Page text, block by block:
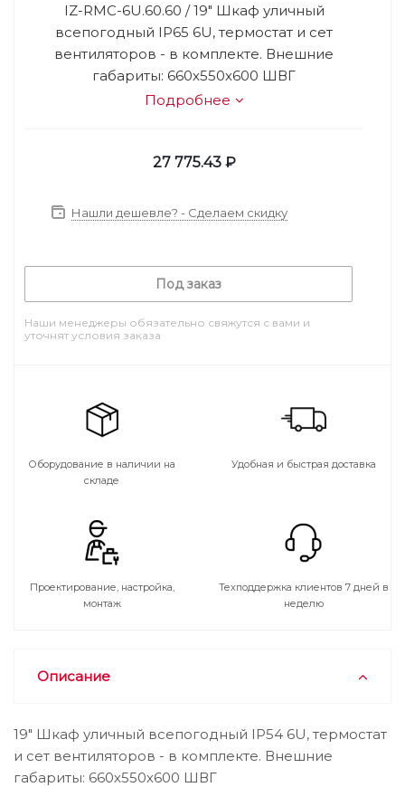
IZ-RMC-6U.60.60 / 19" Шкаф уличный
всепогодный IP65 6U, термостат и сет
вентиляторов - в комплекте. Внешние
габариты: 660х550х600 ШВГ
Подробнее
27 775.43₽
Нашли дешевле? - Сделаем скидку
Под заказ
Наши менеджеры обязательно свяжутся с вами и
уточнят условия заказа
Оборудование в наличии на
складе
Удобная и быстрая доставка
Проектирование, настройка,
монтаж
Техподдержка клиентов 7 дней в
неделю
Описание
19" Шкаф уличный всепогодный IP54 6U, термостат
и сет вентиляторов - в комплекте. Внешние
габариты: 660х550х600 ШВГ